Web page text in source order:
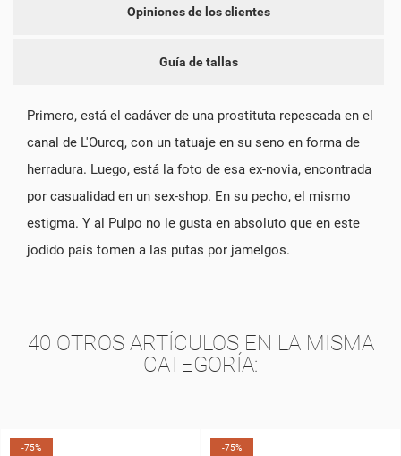
Opiniones de los clientes
Guía de tallas
Primero, está el cadáver de una prostituta repescada en el
canal de L'Ourcq, con un tatuaje en su seno en forma de
herradura. Luego, está la foto de esa ex-novia, encontrada
por casualidad en un sex-shop. En su pecho, el mismo
estigma. Y al Pulpo no le gusta en absoluto que en este
jodido país tomen a las putas por jamelgos.
40 OTROS ARTÍCULOS EN LA MISMA
CATEGORÍA:
-75% -75%
add_circle_outlineCREAR NUEVA LISTA
CANCELAR CREAR LISTA DE DESEOS